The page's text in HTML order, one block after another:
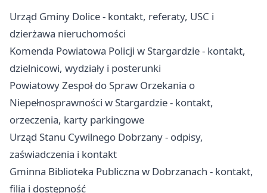
Urząd Gminy Dolice - kontakt, referaty, USC i
dzierżawa nieruchomości
Komenda Powiatowa Policji w Stargardzie - kontakt,
dzielnicowi, wydziały i posterunki
Powiatowy Zespoł do Spraw Orzekania o
Niepełnosprawności w Stargardzie - kontakt,
orzeczenia, karty parkingowe
Urząd Stanu Cywilnego Dobrzany - odpisy,
zaświadczenia i kontakt
Gminna Biblioteka Publiczna w Dobrzanach - kontakt,
filia i dostępność